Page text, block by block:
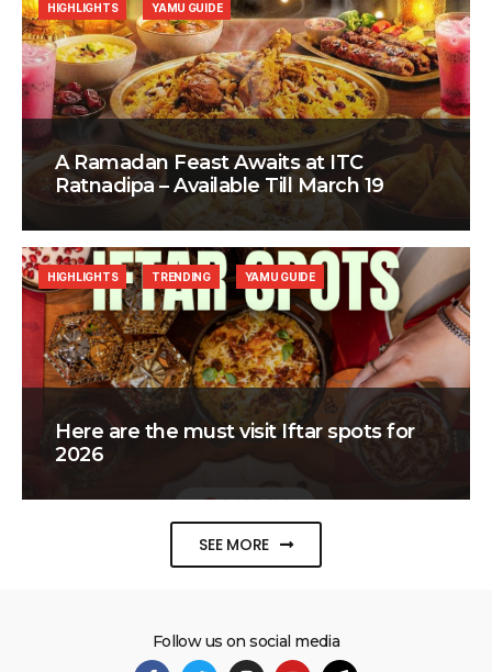
A Ramadan Feast Awaits at ITC
Ratnadipa – Available Till March 19
HIGHLIGHTS YAMU GUIDE
Here are the must visit Iftar spots for
2026
HIGHLIGHTS TRENDING YAMU GUIDE
SEE MORE
Follow us on social media